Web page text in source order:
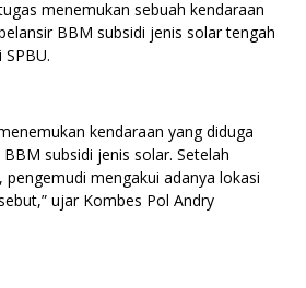
menemukan sebuah kendaraan
BBM subsidi jenis solar tengah
kendaraan yang diduga
subsidi jenis solar. Setelah
pengemudi mengakui adanya lokasi
ujar Kombes Pol Andry